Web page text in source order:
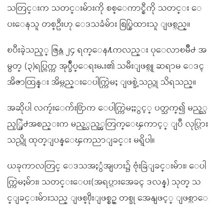
သတြင္းက သတင္းမ်ားကို စစ္ေကာင္စီကို သတင္း ေ
ပးေနသူ တစ္ဦးဟု ေဒသခံမ်ား စြပ္စြဲထားသူ ျဖစ္သည္။
ၿပီးခဲ့သည့္ ဇြန္လ ၂၄ ရက္ေန႔ကလည္း ပုေလာၿမိဳ႕ အ
မွတ္ (၃)ရပ္ကြက္က အုပ္ခ်ဳပ္ေရးမႉး၏ သမီးျဖစ္သူ ဆရာမ ေဒၚ
အိဇာထြန္း အိမ္လည္းေပါက္ကြဲမႈ ျဖစ္ခဲ့သည္ဟု သိရသည္။
အဆိုပါ လကၠဴးေက်း႐ြာက ေပါက္ကြဲမႈႏွင့္ ပတ္သက္၍ မည့္သ
ည့္ဖြဲ႕အစည္းက မည့္သည့္အတြက္ေၾကာင့္ ျပဳ လုပ္သြား
သည္ကို ထုတ္ျပန္ေၾကညာျခင္း မရွိပါ။
ယခုကာလတြင္ ေဒသအႏွံအျပား၌ ဗုံးခြဲျခင္းမ်ား၊ ေပါ
က္ကြဲမႈမ်ား၊ သတင္းေပး(အရပ္သားအေခၚ ဒလန္) သုတ္ သ
င္ျခင္းမ်ားသည္ ျဖစ္႐ိုးျဖစ္စဥ္ တစ္ခု အေနျဖင့္ ျဖစ္လာေ